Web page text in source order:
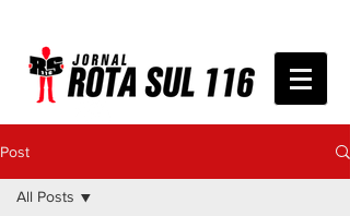
Post
All Posts